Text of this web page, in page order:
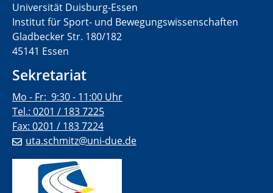
Universität Duisburg-Essen
Institut für Sport- und Bewegungswissenschaften
Gladbecker Str. 180/182
45141 Essen
Sekretariat
Mo - Fr: 9:30 - 11:00 Uhr
Tel.: 0201 / 183 7225
Fax: 0201 / 183 7224
uta.schmitz@uni-due.de